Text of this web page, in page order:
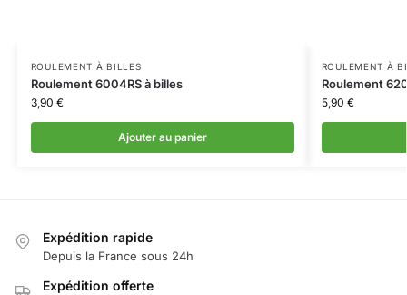
ROULEMENT À BILLES
Roulement 6004RS à billes
3,90 €
Ajouter au panier
ROULEMENT À
Roulement
5,90 €
Expédition rapide
Depuis la France sous 24h
Expédition offerte